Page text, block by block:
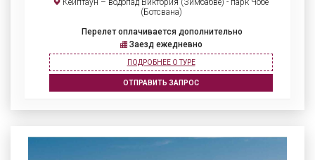
Кейптаун – водопад Виктория (Зимбабве) - парк Чобе
(Ботсвана)
Перелет оплачивается дополнительно
Заезд ежедневно
ПОДРОБНЕЕ О ТУРЕ
ОТПРАВИТЬ ЗАПРОС